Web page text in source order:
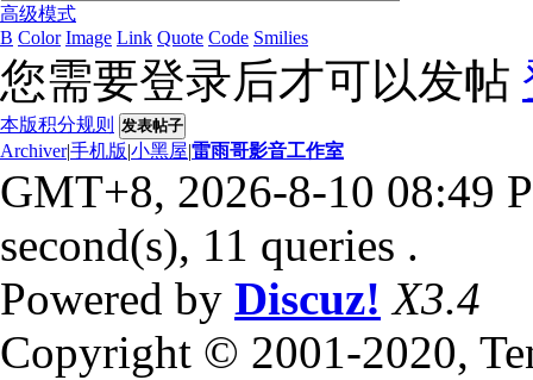
高级模式
B Color Image Link Quote Code Smilies
您需要登录后才可以发帖
本版积分规则 发表帖子
Archiver|手机版|小黑屋|雷雨哥影音工作室
GMT+8, 2026-8-10 08:49
second(s), 11 queries .
Powered by Discuz! X3.4
Copyright © 2001-2020,